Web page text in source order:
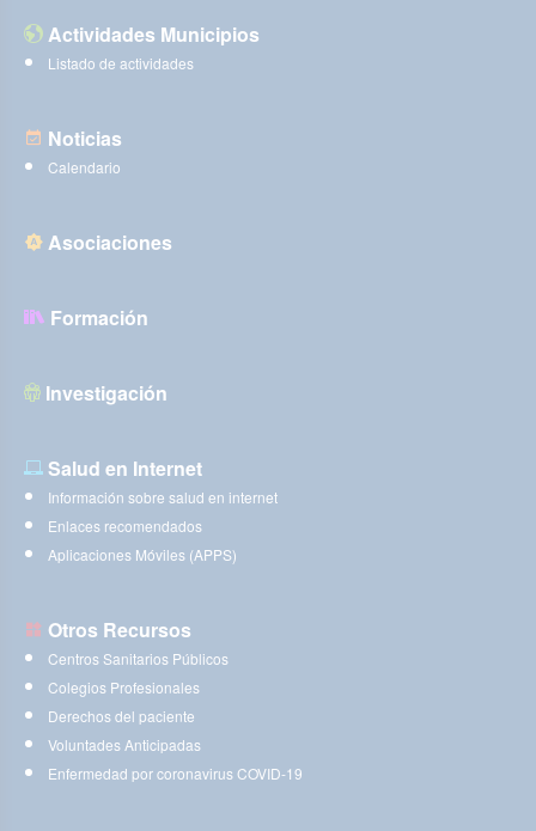
Actividades Municipios
Listado de actividades
Noticias
Calendario
Asociaciones
Formación
Investigación
Salud en Internet
Información sobre salud en internet
Enlaces recomendados
Aplicaciones Móviles (APPS)
Otros Recursos
Centros Sanitarios Públicos
Colegios Profesionales
Derechos del paciente
Voluntades Anticipadas
Enfermedad por coronavirus COVID-19